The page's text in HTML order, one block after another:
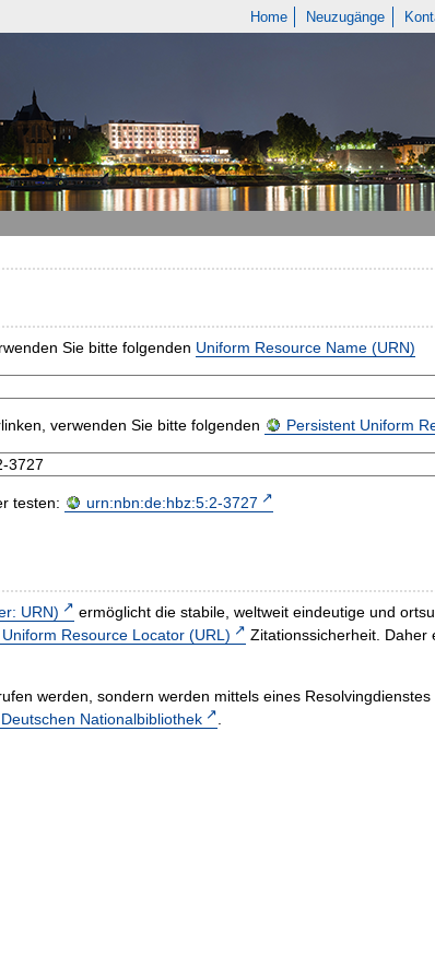
Home Neuzugänge
Sie bitte folgenden Uniform Resource Name (URN)
verwenden Sie bitte folgenden Persistent Uniform
testen: urn:nbn:de:hbz:5:2-3727
URN)
ermöglicht die stabile, weltweit eindeutige und
Uniform Resource Locator (URL)
Zitationssicherheit. Daher
werden, sondern werden mittels eines
Nationalbibliothek .